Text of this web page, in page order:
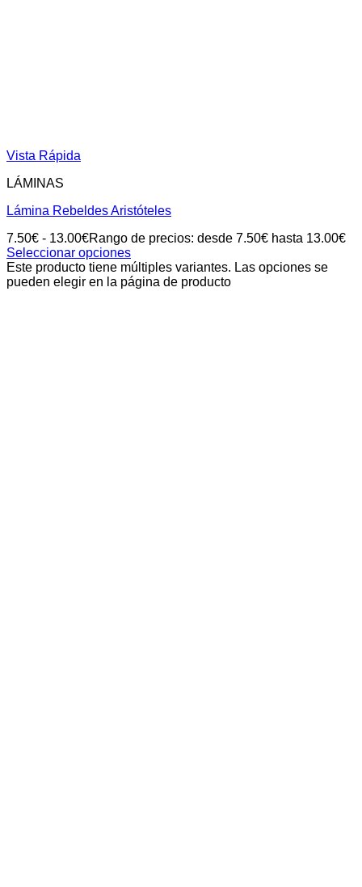
Vista Rápida
LÁMINAS
Lámina Rebeldes Aristóteles
7.50€ - 13.00€Rango de precios: desde 7.50€ hasta 13.00€
Seleccionar opciones
Este producto tiene múltiples variantes. Las opciones se
pueden elegir en la página de producto